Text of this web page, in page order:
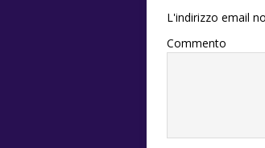
L'indirizzo email
Commento